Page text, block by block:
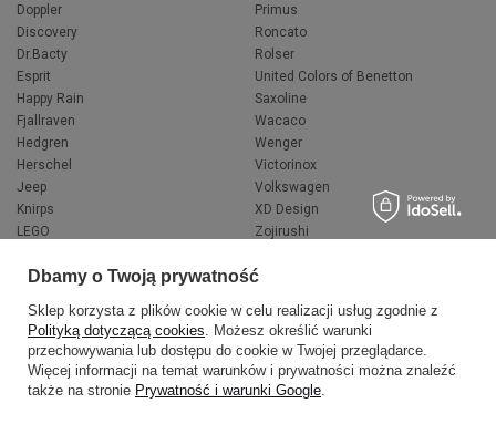
Doppler
Discovery
Dr.Bacty
Esprit
Happy Rain
Fjallraven
Hedgren
Herschel
Jeep
Knirps
LEGO
National Geographic
Primus
Roncato
Rolser
United Colors of Benetton
Saxoline
Wacaco
Wenger
Victorinox
Volkswagen
XD Design
Zojirushi
VANS
Dbamy o Twoją prywatność
Sklep korzysta z plików cookie w celu realizacji usług zgodnie z
Polityką dotyczącą cookies. Możesz określić warunki
przechowywania lub dostępu do cookie w Twojej przeglądarce.
Więcej informacji na temat warunków i prywatności można znaleźć
także na stronie Prywatność i warunki Google.